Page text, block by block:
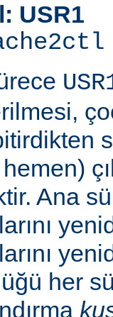
USR1
Ana
her